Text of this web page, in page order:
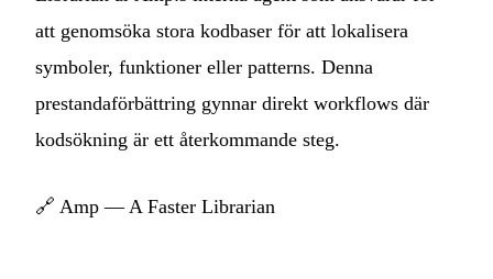
att genomsöka stora kodbaser för att lokalisera
symboler, funktioner eller patterns. Denna
prestandaförbättring gynnar direkt workflows där
kodsökning är ett återkommande steg.
🔗 Amp — A Faster Librarian